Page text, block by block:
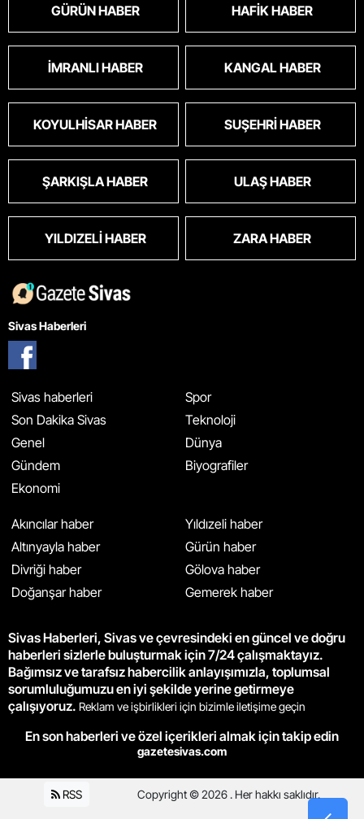
GÜRÜN HABER HAFIK HABER
İMRANLI HABER KANGAL HABER
KOYULHISAR HABER SUŞEHRI HABER
ŞARKIŞLA HABER ULAŞ HABER
YILDIZELI HABER ZARA HABER
Sivas Haberleri
Sivas haberleri
Son Dakika Sivas
Genel
Gündem
Ekonomi
Spor
Teknoloji
Dünya
Biyografiler
Akıncılar haber
Altınyayla haber
Divriği haber
Doğanşar haber
Yıldızeli haber
Gürün haber
Gölova haber
Gemerek haber
Sivas Haberleri, Sivas ve çevresindeki en güncel ve doğru
haberleri sizlerle buluşturmak için 7/24 çalışmaktayız.
Bağımsız ve tarafsız habercilik anlayışımızla, toplumsal
sorumluluğumuzu en iyi şekilde yerine getirmeye
çalışıyoruz. Reklam ve işbirlikleri için bizimle iletişime geçin
En son haberleri ve özel içerikleri almak için takip edin
gazetesivas.com
RSS Copyright © 2026 . Her hakkı saklıdır.